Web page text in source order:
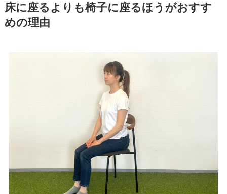
床に座るよりも椅子に座るほうがおすす
めの理由